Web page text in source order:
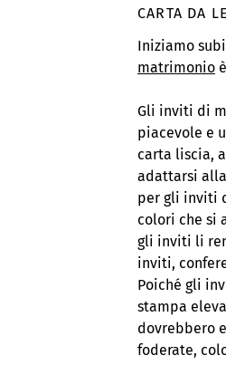
CARTA DA
Iniziamo
matrimonio
Gli inviti di
piacevole e
carta liscia,
adattarsi
per gli inviti
colori che si
gli inviti li
inviti,
Poiché gli
stampa
dovrebbero
foderate,